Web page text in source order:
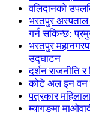
वलिदानको
भरतपुर अस्पताल
गर्न सकिन्छ:
भरतपुर
उद्घाटन
दर्शन राजनीति
कोटे अल इन वन
पत्रकार
म्यागङमा